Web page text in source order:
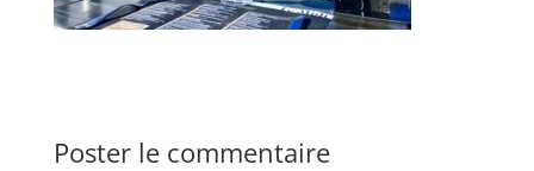
Poster le commentaire